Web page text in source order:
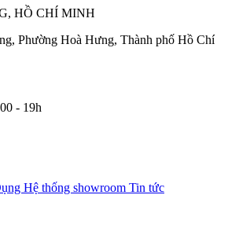
HỒ CHÍ MINH
Phường Hoà Hưng, Thành phố Hồ Chí
- 19h
Hệ thống showroom Tin tức